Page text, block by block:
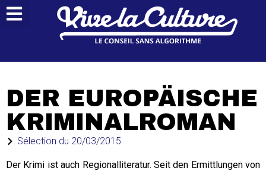
DER EUROPÄISCHE
KRIMINALROMAN
Sélection du 20/03/2015
Der Krimi ist auch Regionalliteratur. Seit den Ermittlungen von